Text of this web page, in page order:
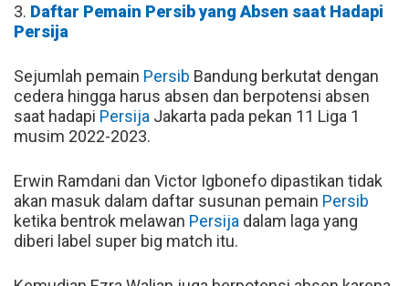
3. Daftar Pemain Persib yang Absen saat Hadapi
Persija
Sejumlah pemain Persib Bandung berkutat dengan
cedera hingga harus absen dan berpotensi absen
saat hadapi Persija Jakarta pada pekan 11 Liga 1
musim 2022-2023.
Erwin Ramdani dan Victor Igbonefo dipastikan tidak
akan masuk dalam daftar susunan pemain Persib
ketika bentrok melawan Persija dalam laga yang
diberi label super big match itu.